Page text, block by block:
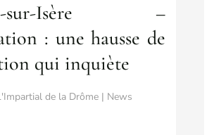
sur-Isère –
: une hausse de
qui inquiète
de la Drôme | News